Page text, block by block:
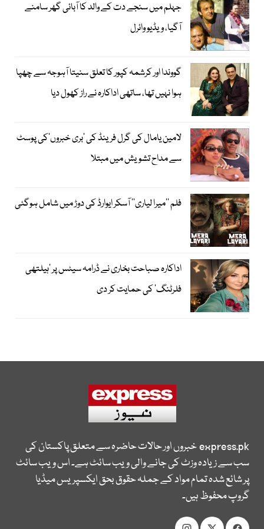
جہلم میں سنجے دت کے والد کا آبائی گھر سامنے
آگیا، ویڈیو وائرل
گووندا اور کرشمہ کپور کا تعلق سنیتا آہوجہ سے چھپا
ہوا نہیں تھا، ساتھی اداکارہ نے راز کھول دیا
لامین یامال کی گرل فرینڈ کی ’بری خبروں‘کی پوسٹ
سے مداح تشویش میں مبتلا
فلم ’’میرا لیاری‘‘ آسکر ایوارڈ کی دوڑ میں شامل ہوگئی
اداکارہ صباحت بخاری نے ڈرامہ سیٹس پر ’ہیلتھی
فلرٹنگ‘ کی حمایت کر دی
express.pkخبروں اور حالات حاضرہ سے متعلق پاکستان کی
سب سے زیادہ وزٹ کی جانے والی ویب سائٹ ہے۔ اس ویب سائٹ
پر شائع شدہ تمام مواد کے جملہ حقوق بحق ایکسپریس میڈیا
گروپ محفوظ ہیں۔